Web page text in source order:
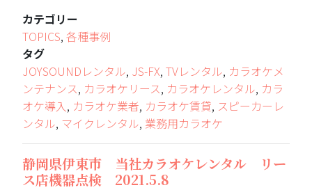
カテゴリー
TOPICS, 各種事例
タグ
JOYSOUNDレンタル, JS-FX, TVレンタル, カラオケメ
ンテナンス, カラオケリース, カラオケレンタル, カラ
オケ導入, カラオケ業者, カラオケ賃貸, スピーカーレ
ンタル, マイクレンタル, 業務用カラオケ
静岡県伊東市 当社カラオケレンタル リー
ス店機器点検 2021.5.8